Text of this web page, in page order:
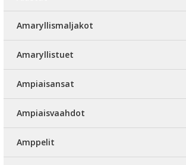
Amaryllismaljakot
Amaryllistuet
Ampiaisansat
Ampiaisvaahdot
Amppelit